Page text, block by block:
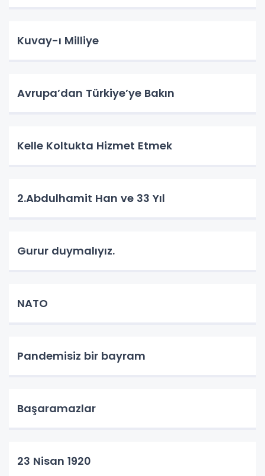
Kuvay-ı Milliye
Avrupa’dan Türkiye’ye Bakın
Kelle Koltukta Hizmet Etmek
2.Abdulhamit Han ve 33 Yıl
Gurur duymalıyız.
NATO
Pandemisiz bir bayram
Başaramazlar
23 Nisan 1920